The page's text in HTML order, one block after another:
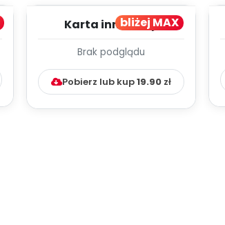
bliżej MAX
Karta innowacji
Kumpelkowo
Brak podglądu
Pobierz lub kup19.90 zł